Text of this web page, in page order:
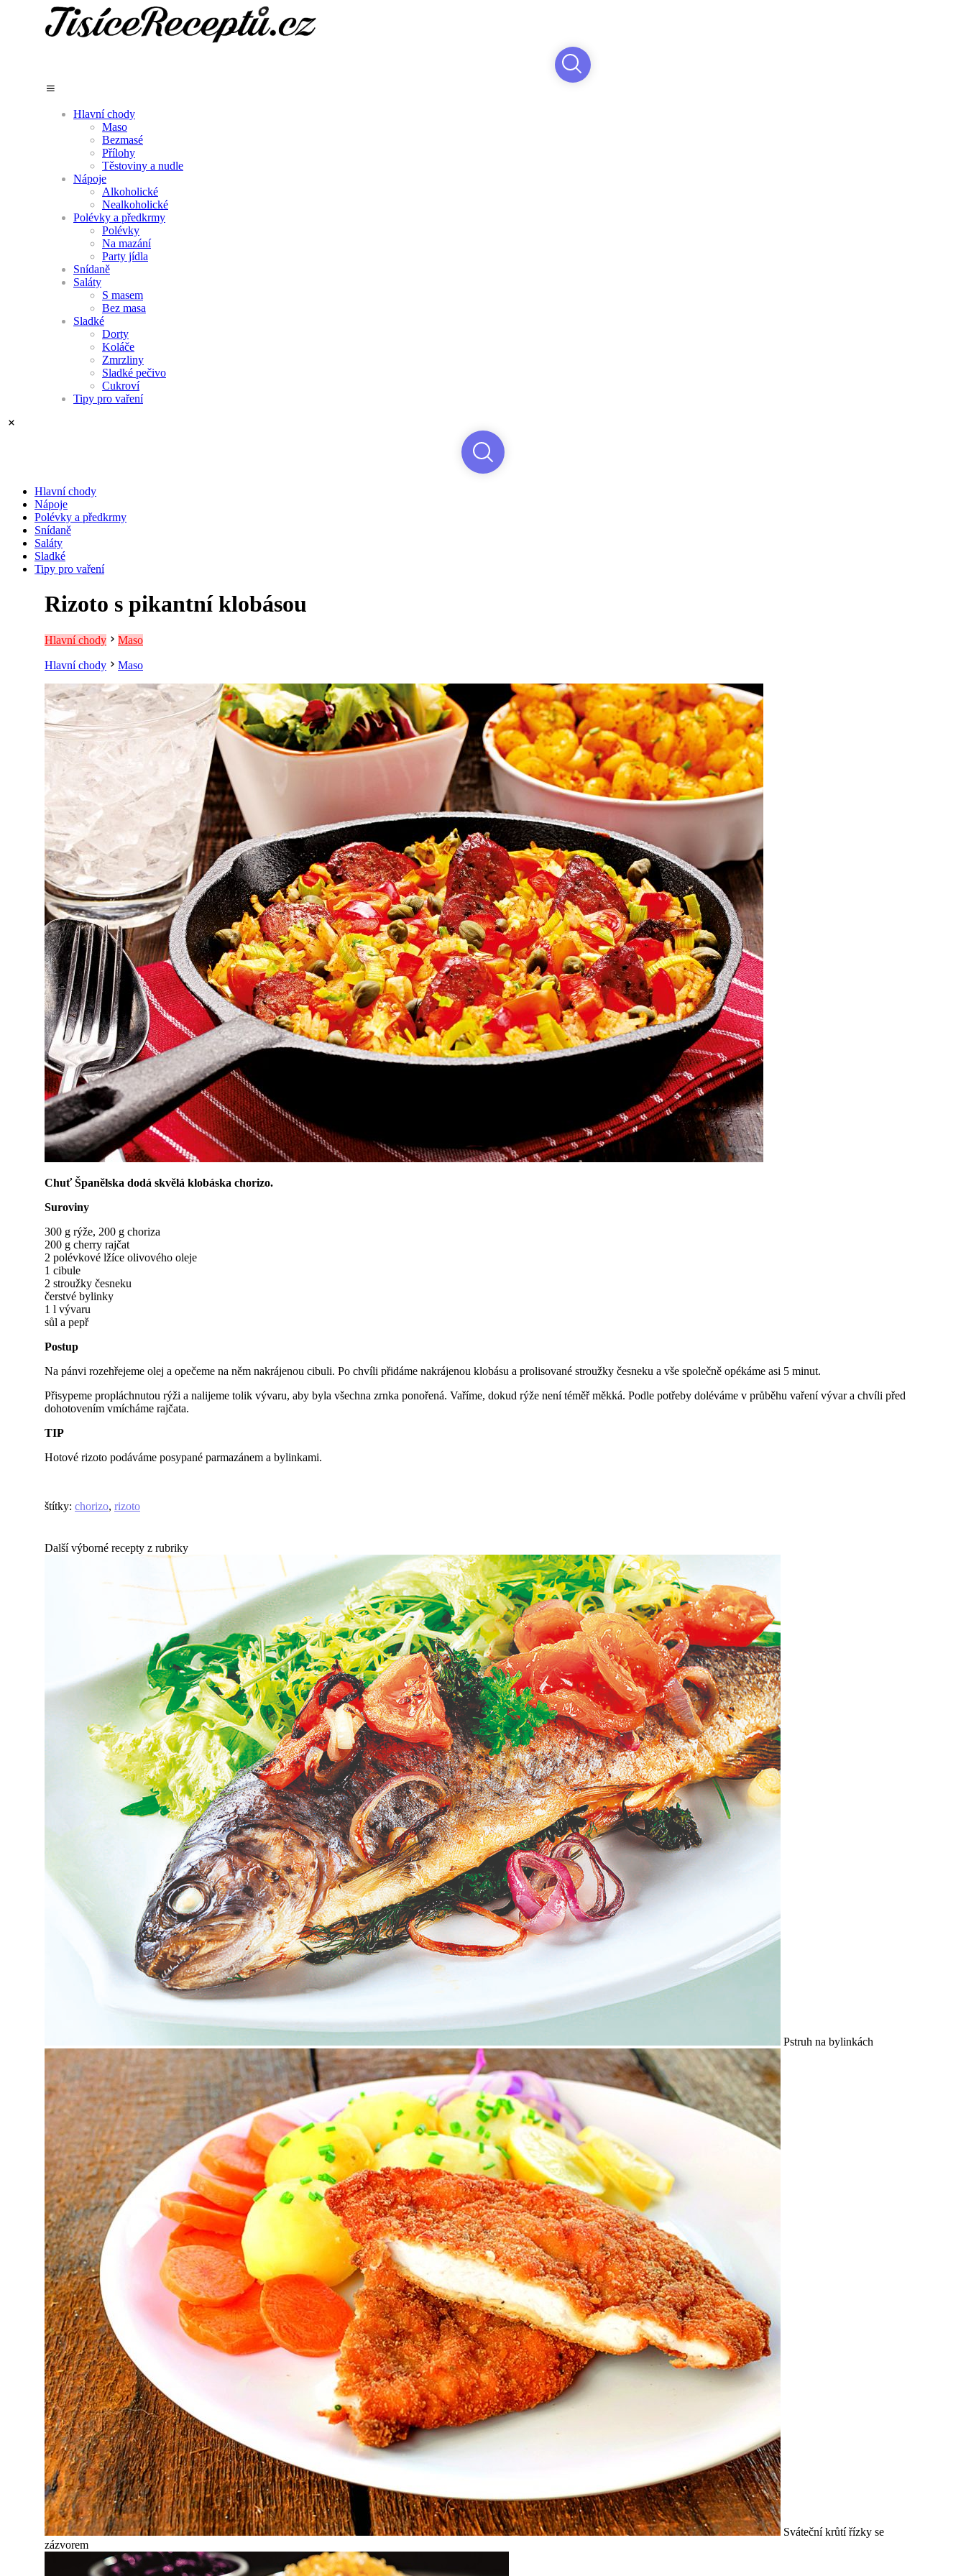
Hlavní chody
Maso
Bezmasé
Přílohy
Těstoviny a nudle
Nápoje
Alkoholické
Nealkoholické
Polévky a předkrmy
Polévky
Na mazání
Party jídla
Snídaně
Saláty
S masem
Bez masa
Sladké
Dorty
Koláče
Zmrzliny
Sladké pečivo
Cukroví
Tipy pro vaření
Hlavní chody
Nápoje
Polévky a předkrmy
Snídaně
Saláty
Sladké
Tipy pro vaření
Rizoto s pikantní klobásou
Hlavní chody Maso
Hlavní chody Maso
Chuť Španělska dodá skvělá klobáska chorizo.
Suroviny
300 g rýže, 200 g choriza
200 g cherry rajčat
2 polévkové lžíce olivového oleje
1 cibule
2 stroužky česneku
čerstvé bylinky
1 l vývaru
sůl a pepř
Postup
Na pánvi rozehřejeme olej a opečeme na něm nakrájenou cibuli. Po chvíli přidáme nakrájenou klobásu a prolisované stroužky česneku a vše společně opékáme asi 5 minut.
Přisypeme propláchnutou rýži a nalijeme tolik vývaru, aby byla všechna zrnka ponořená. Vaříme, dokud rýže není téměř měkká. Podle potřeby doléváme v průběhu vaření vývar a chvíli před
dohotovením vmícháme rajčata.
TIP
Hotové rizoto podáváme posypané parmazánem a bylinkami.
štítky: chorizo, rizoto
Další výborné recepty z rubriky
Pstruh na bylinkách
Sváteční krůtí řízky se
zázvorem